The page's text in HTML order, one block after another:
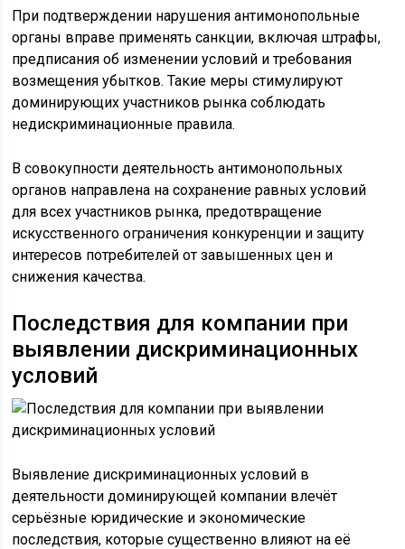
При подтверждении нарушения антимонопольные
органы вправе применять санкции, включая штрафы,
предписания об изменении условий и требования
возмещения убытков. Такие меры стимулируют
доминирующих участников рынка соблюдать
недискриминационные правила.
В совокупности деятельность антимонопольных
органов направлена на сохранение равных условий
для всех участников рынка, предотвращение
искусственного ограничения конкуренции и защиту
интересов потребителей от завышенных цен и
снижения качества.
Последствия для компании при
выявлении дискриминационных
условий
Выявление дискриминационных условий в
деятельности доминирующей компании влечёт
серьёзные юридические и экономические
последствия, которые существенно влияют на её